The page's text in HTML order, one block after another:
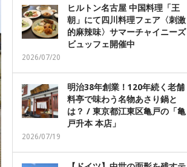
ヒルトン名古屋 中国料理「王
朝」にて四川料理フェア〈刺激
的麻辣味〉サマーチャイニーズ
ビュッフェ開催中
2026/07/20
明治38年創業！120年続く老舗
料亭で味わう名物あさり鍋と
は？ / 東京都江東区亀戸の「亀
戸升本 本店」
2026/07/19